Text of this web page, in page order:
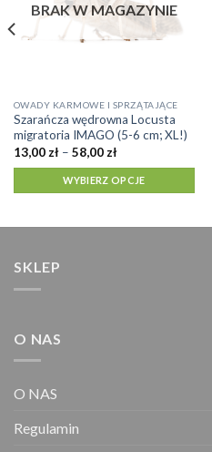
BRAK W MAGAZYNIE
OWADY KARMOWE I SPRZĄTAJĄCE
Szarańcza wędrowna Locusta
migratoria IMAGO (5-6 cm; XL!)
13,00 zł – 58,00 złZakres
od
13,00 zł
do
WYBIERZ OPCJE
Ten
produkt
ma
wiele
wariantów.
na
SKLEP
O NAS
O NAS
Regulamin